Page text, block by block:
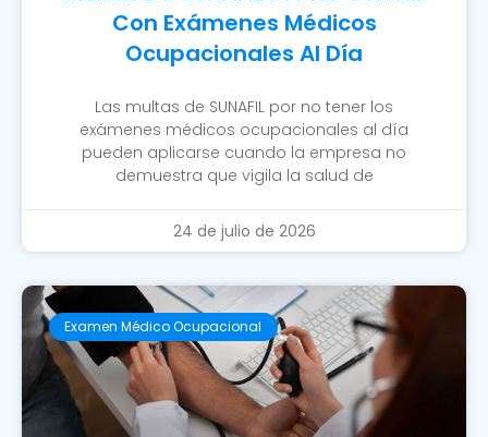
Con Exámenes Médicos
Ocupacionales Al Día
Las multas de SUNAFIL por no tener los
exámenes médicos ocupacionales al día
pueden aplicarse cuando la empresa no
demuestra que vigila la salud de
24 de julio de 2026
Examen Médico Ocupacional